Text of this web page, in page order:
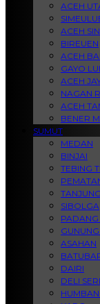
ACEH
ACEH
BIREUEN
ACEH
GAYO
ACEH
NAGAN
ACEH
BENER
SUMUT
MEDAN
BINJAI
TEBING
SIBOLGA
ASAHAN
DAIRI
DELI